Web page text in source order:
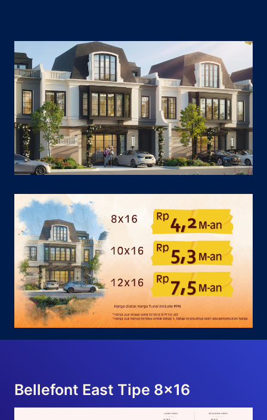
Bellefont East Tipe 8×16